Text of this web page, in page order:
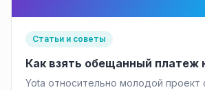
Статьи и советы
Как взять обещанный платеж
Yota относительно молодой проект